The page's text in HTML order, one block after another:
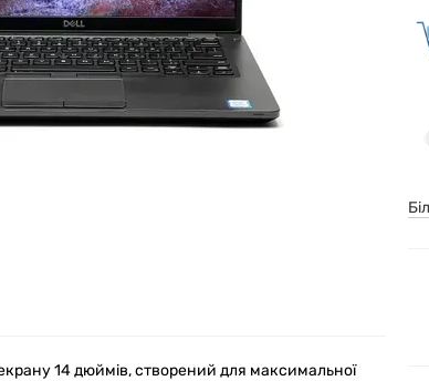
14 дюймів, створений для максимальної